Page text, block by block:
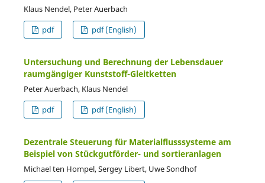
Klaus Nendel, Peter Auerbach
pdf
pdf (English)
Untersuchung und Berechnung der Lebensdauer
raumgängiger Kunststoff-Gleitketten
Peter Auerbach, Klaus Nendel
pdf
pdf (English)
Dezentrale Steuerung für Materialflusssysteme am
Beispiel von Stückgutförder- und sortieranlagen
Michael ten Hompel, Sergey Libert, Uwe Sondhof